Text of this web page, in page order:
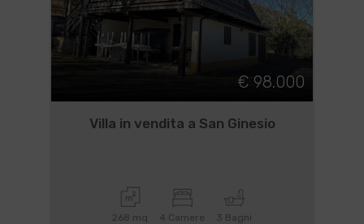
€ 98.000
Villa in vendita a San Ginesio
268 mq 4 Camere 3 Bagni